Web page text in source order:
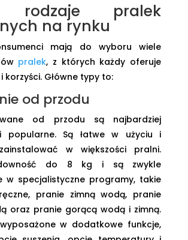
rodzaje pralek
na rynku
mają do wyboru wiele
pralek, z których każdy oferuje
korzyści. Główne typy to:
od przodu
od przodu są najbardziej
popularne. Są łatwe w użyciu i
w większości pralni.
do 8 kg i są zwykle
w specjalistyczne programy, takie
pranie zimną wodą, pranie
oraz pranie gorącą wodą i zimną.
w dodatkowe funkcje,